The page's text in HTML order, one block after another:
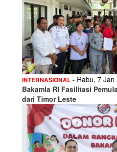
INTERNASIONAL - Rabu, 7 Jan
Bakamla RI Fasilitasi
dari Timor Leste